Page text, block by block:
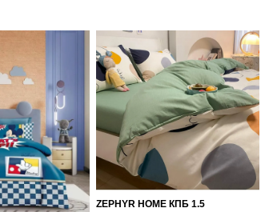
ZEPHYR HOME КПБ 1.5